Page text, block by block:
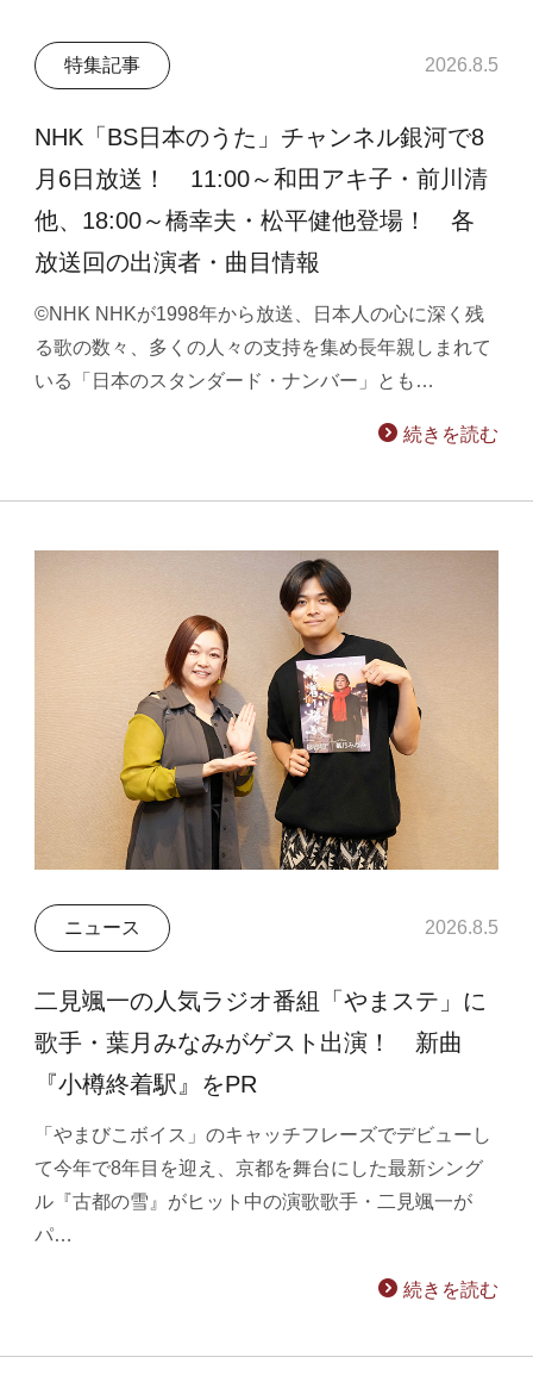
特集記事 2026.8.5
NHK「BS日本のうた」チャンネル銀河で8
月6日放送！ 11:00～和田アキ子・前川清
他、18:00～橋幸夫・松平健他登場！ 各
放送回の出演者・曲目情報
©NHK NHKが1998年から放送、日本人の心に深く残
る歌の数々、多くの人々の支持を集め長年親しまれて
いる「日本のスタンダード・ナンバー」とも…
続きを読む
ニュース 2026.8.5
二見颯一の人気ラジオ番組「やまステ」に
歌手・葉月みなみがゲスト出演！ 新曲
『小樽終着駅』をPR
「やまびこボイス」のキャッチフレーズでデビューし
て今年で8年目を迎え、京都を舞台にした最新シング
ル『古都の雪』がヒット中の演歌歌手・二見颯一が
パ…
続きを読む